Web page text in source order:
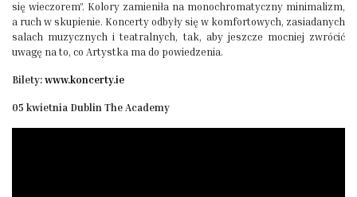
się wieczorem”. Kolory zamieniła na monochromatyczny minimalizm,
a ruch w skupienie. Koncerty odbyły się w komfortowych, zasiadanych
salach muzycznych i teatralnych, tak, aby jeszcze mocniej zwrócić
uwagę na to, co Artystka ma do powiedzenia.
Bilety: www.koncerty.ie
05 kwietnia Dublin The Academy